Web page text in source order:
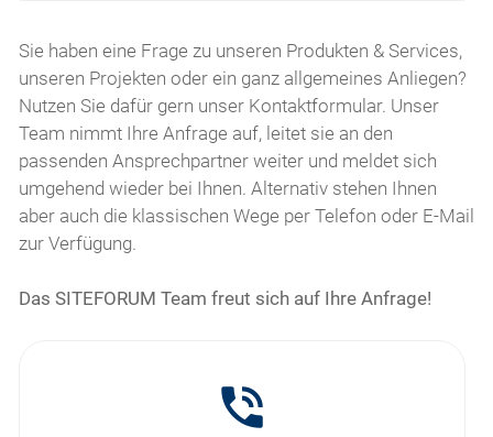
Sie haben eine Frage zu unseren Produkten & Services,
unseren Projekten oder ein ganz allgemeines Anliegen?
Nutzen Sie dafür gern unser Kontaktformular. Unser
Team nimmt Ihre Anfrage auf, leitet sie an den
passenden Ansprechpartner weiter und meldet sich
umgehend wieder bei Ihnen. Alternativ stehen Ihnen
aber auch die klassischen Wege per Telefon oder E-Mail
zur Verfügung.
Das SITEFORUM Team freut sich auf Ihre Anfrage!
phone_in_talk